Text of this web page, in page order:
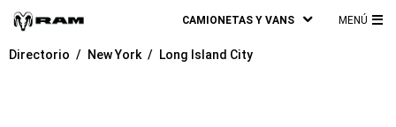
CAMIONETAS Y VANS MENÚ
Directorio New York Long Island City